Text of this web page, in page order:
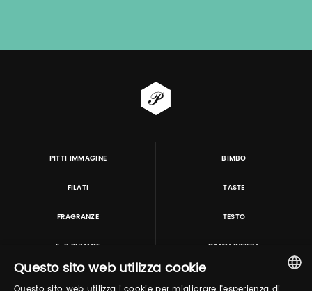
PITTI IMMAGINE BIMBO
FILATI TASTE
FRAGRANZE TESTO
E-P SUMMIT DANZAINFIERA
Questo sito web utilizza cookie